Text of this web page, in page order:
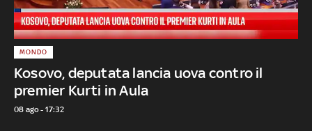
Kosovo, deputata lancia uova contro il
premier Kurti in Aula
MONDO
08 ago - 17:32